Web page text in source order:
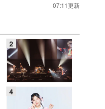
07:11更新